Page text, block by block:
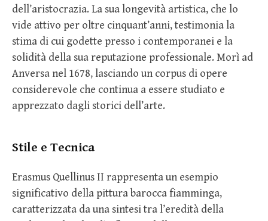
dell’aristocrazia. La sua longevità artistica, che lo
vide attivo per oltre cinquant’anni, testimonia la
stima di cui godette presso i contemporanei e la
solidità della sua reputazione professionale. Morì ad
Anversa nel 1678, lasciando un corpus di opere
considerevole che continua a essere studiato e
apprezzato dagli storici dell’arte.
Stile e Tecnica
Erasmus Quellinus II rappresenta un esempio
significativo della pittura barocca fiamminga,
caratterizzata da una sintesi tra l’eredità della